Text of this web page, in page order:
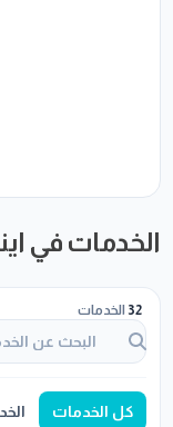
الخدمات في
32 الخدمات
كل الخدمات